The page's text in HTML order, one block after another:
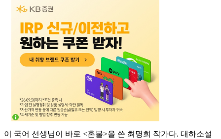
이 국어 선생님이 바로 <혼불>을 쓴 최명희 작가다. 대하소설